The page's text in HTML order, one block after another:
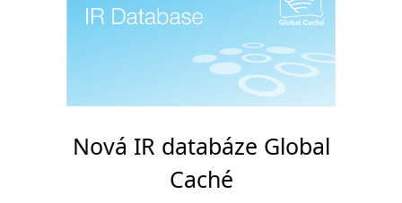
Nová IR databáze Global
Caché